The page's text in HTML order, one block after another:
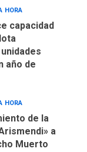
HORA
capacidad
año de
HORA
de la
a
Muerto